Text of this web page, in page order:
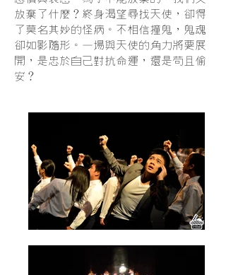
放棄了什麼？終身渴望尋找天使，卻得
了莫名其妙的怪病。不相信撞鬼，鬼魂
卻如影隨形。一場與天使的角力將要展
開，是忠於自己對抗命運，還是苟且偷
安？